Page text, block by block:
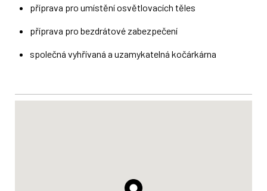
příprava pro umístění osvětlovacích těles
příprava pro bezdrátové zabezpečení
společná vyhřívaná a uzamykatelná kočárkárna